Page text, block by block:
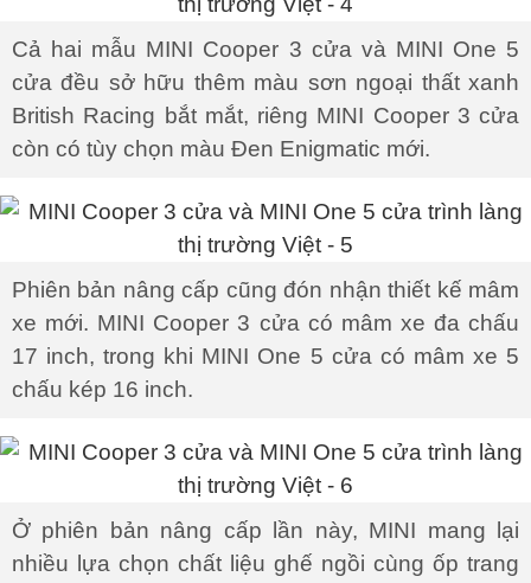
Cả hai mẫu MINI Cooper 3 cửa và MINI One 5
cửa đều sở hữu thêm màu sơn ngoại thất xanh
British Racing bắt mắt, riêng MINI Cooper 3 cửa
còn có tùy chọn màu Đen Enigmatic mới.
Phiên bản nâng cấp cũng đón nhận thiết kế mâm
xe mới. MINI Cooper 3 cửa có mâm xe đa chấu
17 inch, trong khi MINI One 5 cửa có mâm xe 5
chấu kép 16 inch.
Ở phiên bản nâng cấp lần này, MINI mang lại
nhiều lựa chọn chất liệu ghế ngồi cùng ốp trang